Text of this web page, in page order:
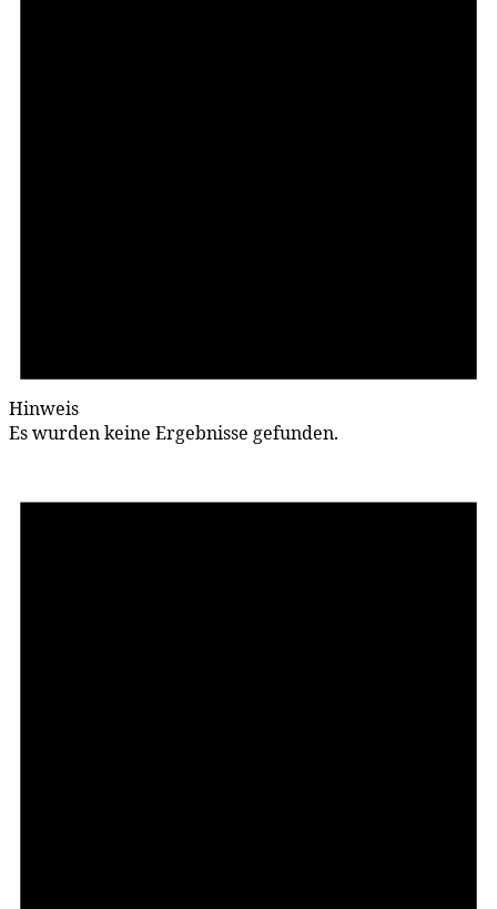
Hinweis
Es wurden keine Ergebnisse gefunden.